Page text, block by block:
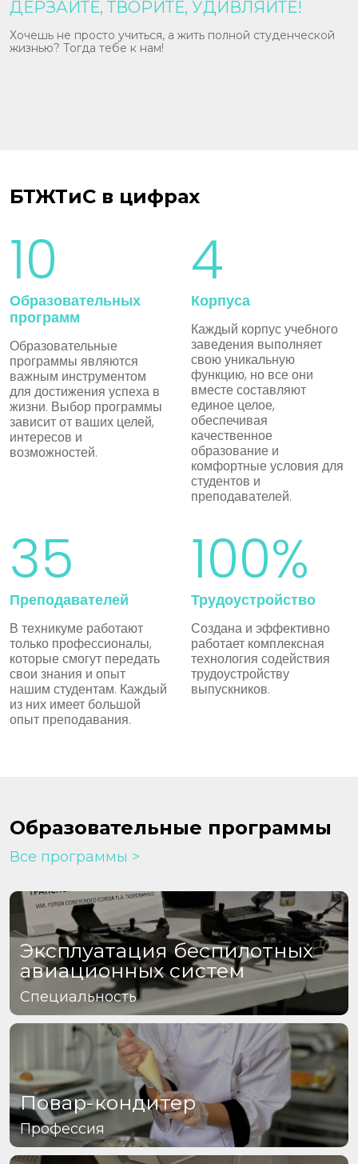
ДЕРЗАЙТЕ, ТВОРИТЕ, УДИВЛЯЙТЕ!
Хочешь не просто учиться, а жить полной студенческой
жизнью? Тогда тебе к нам!
БТЖТиС в цифрах
10
Образовательных
программ
Образовательные
программы являются
важным инструментом
для достижения успеха в
жизни. Выбор программы
зависит от ваших целей,
интересов и
возможностей.
4
Корпуса
Каждый корпус учебного
заведения выполняет
свою уникальную
функцию, но все они
вместе составляют
единое целое,
обеспечивая
качественное
образование и
комфортные условия для
студентов и
преподавателей.
35
Преподавателей
В техникуме работают
только профессионалы,
которые смогут передать
свои знания и опыт
нашим студентам. Каждый
из них имеет большой
опыт преподавания.
100%
Трудоустройство
Создана и эффективно
работает комплексная
технология содействия
трудоустройству
выпускников.
Образовательные программы
Все программы
Эксплуатация беспилотных
авиационных систем
Специальность
Повар-кондитер
Профессия